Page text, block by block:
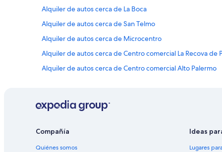
Alquiler de autos cerca de La Boca
Alquiler de autos cerca de San Telmo
Alquiler de autos cerca de Microcentro
Alquiler de autos cerca de Centro comercial La Recova de
Alquiler de autos cerca de Centro comercial Alto Palermo
Alquiler de autos cerca de Banco de la Nación Argentina
Alquiler de autos cerca de Nueva Pompeya
Compañía
Quiénes somos
Ideas
Lugares